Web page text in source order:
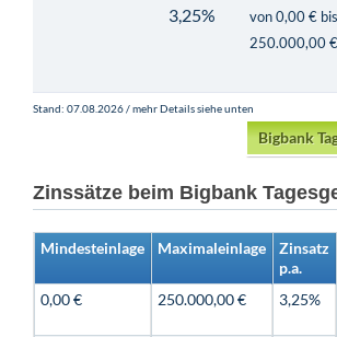
3,25%
von 0,00 € bis
250.000,00 €
Stand: 07.08.2026 / mehr Details siehe unten
Bigbank
Zinssätze beim Bigbank
Mindesteinlage Maximaleinlage
Zinsatz
p.a.
0,00 €
250.000,00 € 3,25%